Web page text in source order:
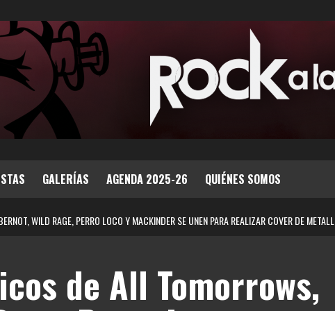
GALERÍAS AGENDA 2025-26 QUIÉNES SOMOS
WILD RAGE, PERRO LOCO Y MACKINDER SE UNEN PARA REALIZAR COVER DE
de All Tomorrows,